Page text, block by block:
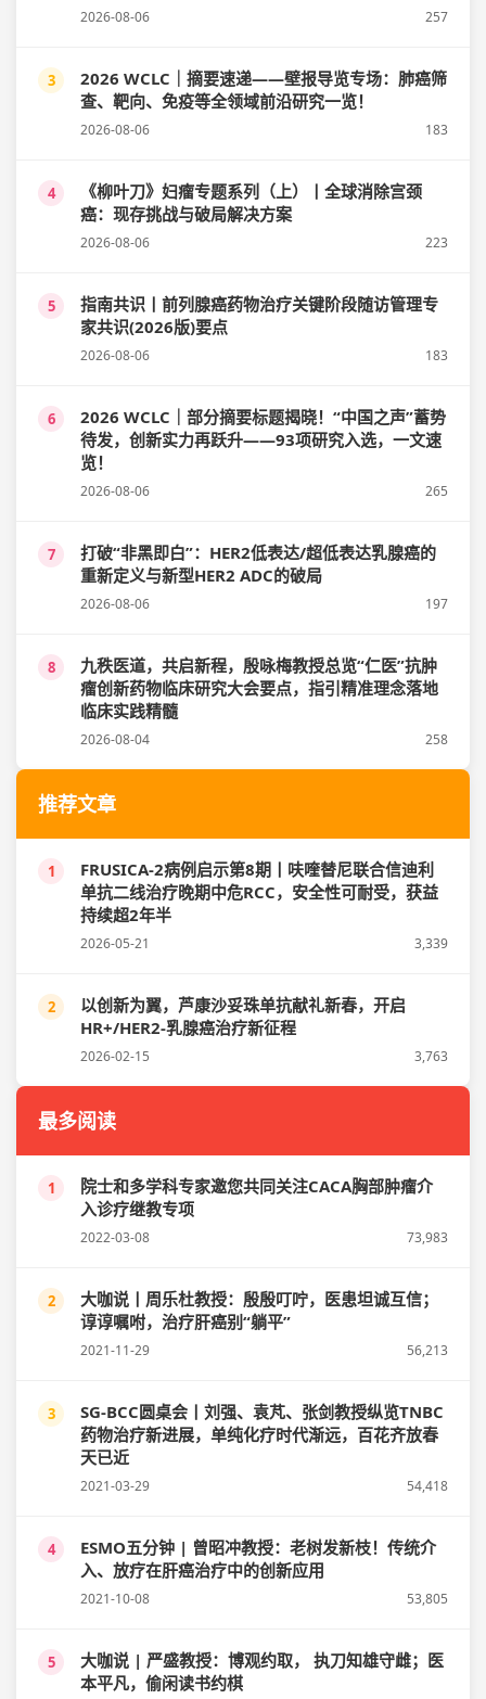
2026-08-06 257
3
2026 WCLC｜摘要速递——壁报导览专场：肺癌筛
查、靶向、免疫等全领域前沿研究一览！
2026-08-06 183
4
《柳叶刀》妇瘤专题系列（上）丨全球消除宫颈
癌：现存挑战与破局解决方案
2026-08-06 223
5
指南共识丨前列腺癌药物治疗关键阶段随访管理专
家共识(2026版)要点
2026-08-06 183
6
2026 WCLC｜部分摘要标题揭晓！“中国之声”蓄势
待发，创新实力再跃升——93项研究入选，一文速
览！
2026-08-06 265
7
打破“非黑即白”：HER2低表达/超低表达乳腺癌的
重新定义与新型HER2 ADC的破局
2026-08-06 197
8
九秩医道，共启新程，殷咏梅教授总览“仁医”抗肿
瘤创新药物临床研究大会要点，指引精准理念落地
临床实践精髓
2026-08-04 258
推荐文章
1
FRUSICA-2病例启示第8期丨呋喹替尼联合信迪利
单抗二线治疗晚期中危RCC，安全性可耐受，获益
持续超2年半
2026-05-21 3,339
2
以创新为翼，芦康沙妥珠单抗献礼新春，开启
HR+/HER2-乳腺癌治疗新征程
2026-02-15 3,763
最多阅读
1
院士和多学科专家邀您共同关注CACA胸部肿瘤介
入诊疗继教专项
2022-03-08 73,983
2
大咖说丨周乐杜教授：殷殷叮咛，医患坦诚互信；
谆谆嘱咐，治疗肝癌别“躺平”
2021-11-29 56,213
3
SG-BCC圆桌会丨刘强、袁芃、张剑教授纵览TNBC
药物治疗新进展，单纯化疗时代渐远，百花齐放春
天已近
2021-03-29 54,418
4
ESMO五分钟 | 曾昭冲教授：老树发新枝！传统介
入、放疗在肝癌治疗中的创新应用
2021-10-08 53,805
5
大咖说 | 严盛教授：博观约取， 执刀知雄守雌；医
本平凡，偷闲读书约棋